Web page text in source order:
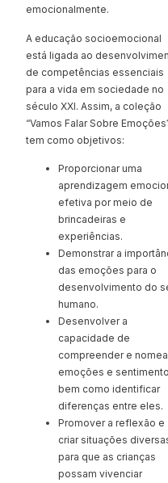
emocionalmente.
A educação socioemocional
está ligada ao
de competências essenciais
para a vida em sociedade no
século XXI. Assim, a coleção
“Vamos Falar Sobre
tem como objetivos:
Proporcionar uma
aprendizagem
efetiva por meio de
brincadeiras e
experiências.
Demonstrar a
das emoções para o
desenvolvimento do
humano.
Desenvolver a
capacidade de
compreender e
emoções e
bem como identificar
diferenças entre eles.
Promover a reflexão e
criar situações
para que as crianças
possam vivenciar